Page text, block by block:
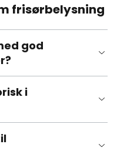
frisørbelysning
god
i